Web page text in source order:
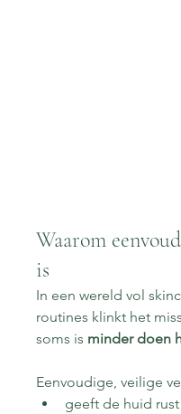
Waarom
is
In een wereld vol
routines klinkt het
soms is minder doen
Eenvoudige, veilige
geeft de huid rust